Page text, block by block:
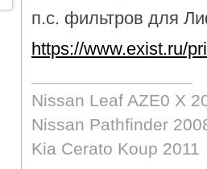
п.с. фильтров для
https://www.exist.ru/
Nissan Leaf AZE0 X
Nissan Pathfinder
Kia Cerato Koup 2011